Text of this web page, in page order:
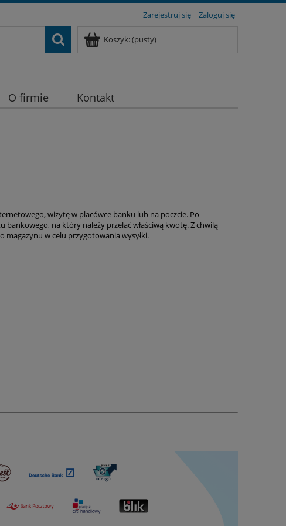
Zarejestruj się Zaloguj się
Koszyk:(pusty)
O firmie Kontakt
wizytę w placówce banku lub na poczcie. Po
na który należy przelać właściwą kwotę. Z chwilą
magazynu w celu przygotowania wysyłki.